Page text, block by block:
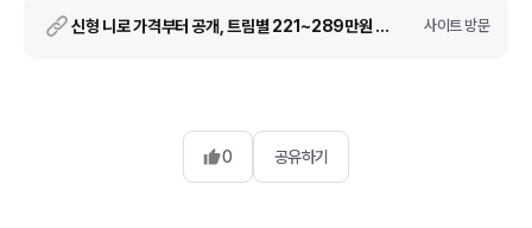
신형 니로 가격부터 공개, 트림별 221~289만원 인상 사이트 방문
0 공유하기